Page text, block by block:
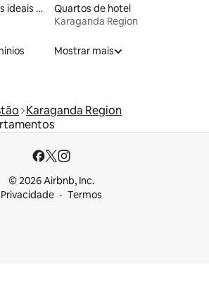
Aluguéis de espaços ideais para famílias
Quartos de hotel
Karaganda Region
Mostrar mais
Karaganda Region
© 2026 Airbnb, Inc.
Privacidade
Termos